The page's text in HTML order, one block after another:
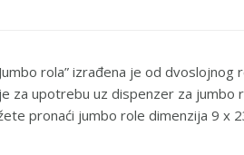
rola” izrađena je od dvoslojnog
za upotrebu uz dispenzer za jumbo
pronaći jumbo role dimenzija 9 x